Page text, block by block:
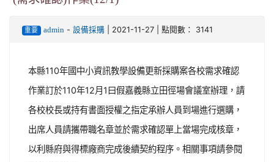
重要 admin- 設備採購| 2021-11-27 | 點閱數： 3141
本縣110年國中小資訊教學設備更新採購案各校需求確認
作業訂於110年12月1曰假嘉義縣立田徑場會議室辦理，請
各校校長或持有書面授權之指定承辦人員到場進行選購，
出席人員請攜帶職名章並於需求確認單上當場完成核章，
以利縣府與得標廠商完成後續契約程序。相關事項請參閱